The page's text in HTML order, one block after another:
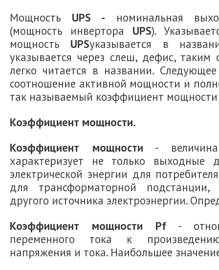
Мощность UPS - номинальная
(мощность инвертора UPS).
мощность UPSуказывается в
указывается через слеш, дефис,
легко читается в названии.
соотношение активной мощности и
так называемый коэффициент
Коэффициент мощности.
Коэффициент мощности -
характеризует не только
электрической энергии для
для трансформаторной подстанции,
другого источника электроэнергии.
Коэффициент мощности Pf -
переменного тока к
напряжения и тока. Наибольшее